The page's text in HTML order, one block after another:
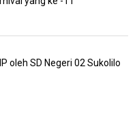
oleh SD Negeri 02 Sukolilo